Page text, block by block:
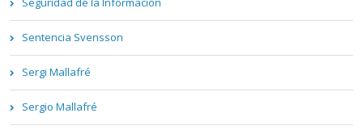
Sentencia Svensson
Sergi Mallafré
Sergio Mallafré